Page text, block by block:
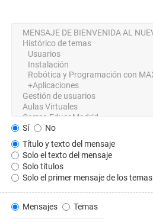
Sí
No
Título y texto del mensaje
Solo el texto del mensaje
Solo títulos
Solo el primer mensaje de los temas
Mensajes
Temas